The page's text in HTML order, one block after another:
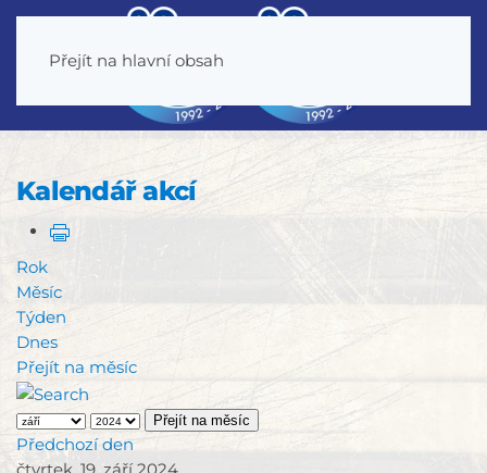
Přejít na hlavní obsah
Kalendář akcí
Rok
Měsíc
Týden
Dnes
Přejít na měsíc
Přejít na měsíc
Předchozí den
čtvrtek, 19. září 2024